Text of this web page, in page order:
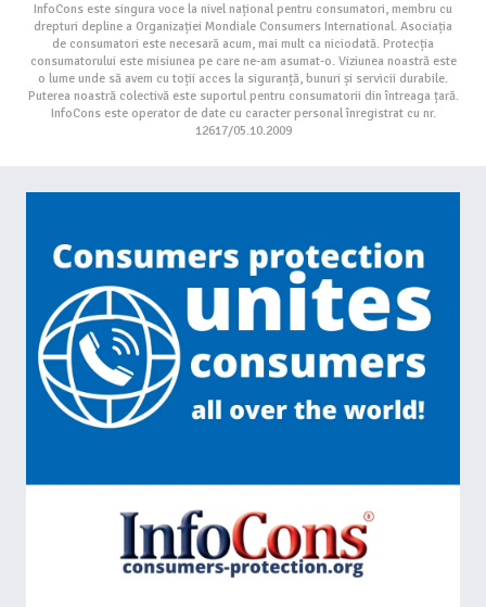
InfoCons este singura voce la nivel național pentru consumatori, membru cu
drepturi depline a Organizației Mondiale Consumers International. Asociația
de consumatori este necesară acum, mai mult ca niciodată. Protecția
consumatorului este misiunea pe care ne-am asumat-o. Viziunea noastră este
o lume unde să avem cu toții acces la siguranță, bunuri și servicii durabile.
Puterea noastră colectivă este suportul pentru consumatorii din întreaga țară.
InfoCons este operator de date cu caracter personal înregistrat cu nr.
12617/05.10.2009